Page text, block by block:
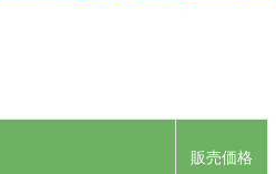
販売価格